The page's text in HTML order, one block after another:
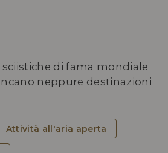
di fama mondiale
neppure destinazioni
Attività all'aria aperta